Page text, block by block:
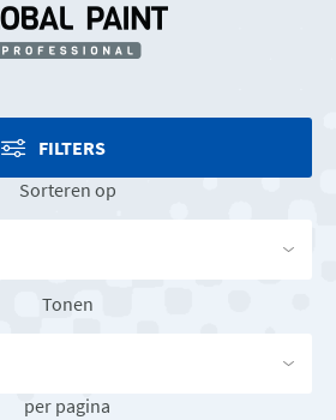
FILTERS
Sorteren op
Tonen
per pagina